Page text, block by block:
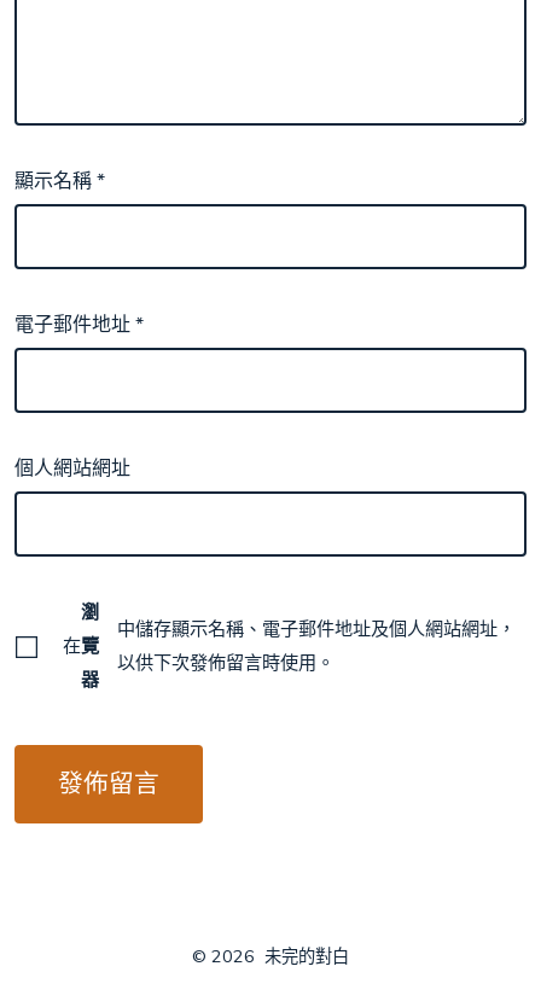
顯示名稱*
電子郵件地址*
個人網站網址
在
瀏
覽
器
中儲存顯示名稱、電子郵件地址及個人網站網址，
以供下次發佈留言時使用。
© 2026 未完的對白